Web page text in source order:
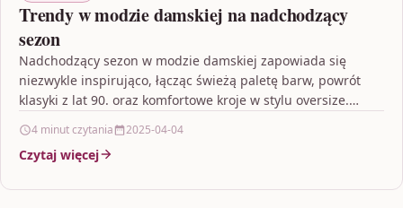
Trendy w modzie damskiej na nadchodzący
sezon
Nadchodzący sezon w modzie damskiej zapowiada się
niezwykle inspirująco, łącząc świeżą paletę barw, powrót
klasyki z lat 90. oraz komfortowe kroje w stylu oversize.…
4 minut czytania 2025-04-04
Czytaj więcej